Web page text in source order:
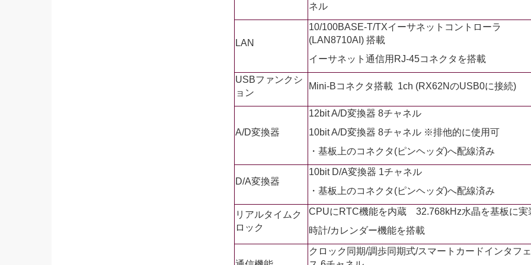
ネル
LAN
10/100BASE-T/TXイーサネットコントローラ
(LAN8710AI) 搭載
イーサネット通信用RJ-45コネクタを搭載
USBファンクシ
ョン
Mini-Bコネクタ搭載 1ch (RX62NのUSB0に接続)
A/D変換器
12bit A/D変換器 8チャネル
10bit A/D変換器 8チャネル ※排他的に使用可
・基板上のコネクタ(ピンヘッダ)へ配線済み
D/A変換器
10bit D/A変換器 1チャネル
・基板上のコネクタ(ピンヘッダ)へ配線済み
リアルタイムク
ロック
CPUにRTC機能を内蔵 32.768kHz水晶を基板に実
時計/カレンダー機能を搭載
クロック同期/調歩同期式/スマートカードインタフ